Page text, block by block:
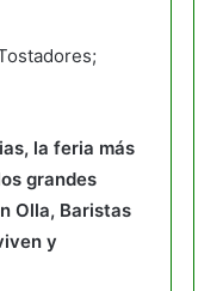
la feria más
grandes
Olla, Baristas
y